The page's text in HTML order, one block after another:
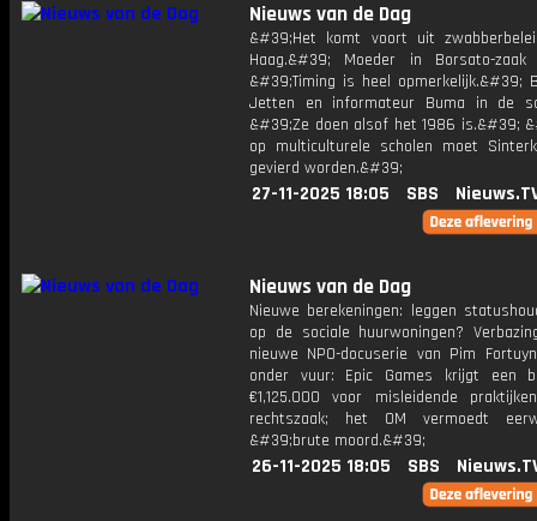
Nieuws van de Dag
&#39;Het komt voort uit
Haag.&#39; Moeder in Borsato-zaak
&#39;Timing is heel opmerkelijk.&#39;
Jetten en informateur Buma in de
&#39;Ze doen alsof het 1986 is.&#39;
op multiculturele scholen moet
gevierd worden.&#39;
27-11-2025 18:05 SBS
Nieuws van de Dag
Nieuwe berekeningen: leggen
op de sociale huurwoningen?
nieuwe NPO-docuserie van Pim
onder vuur: Epic Games krijgt een
€1,125.000 voor misleidende
rechtszaak; het OM vermoedt
&#39;brute moord.&#39;
26-11-2025 18:05 SBS